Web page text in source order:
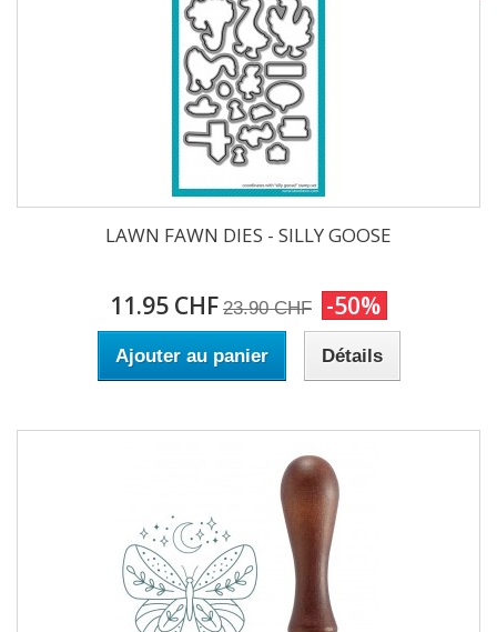
LAWN FAWN DIES - SILLY GOOSE
11.95 CHF 23.90 CHF -50%
Ajouter au panier Détails